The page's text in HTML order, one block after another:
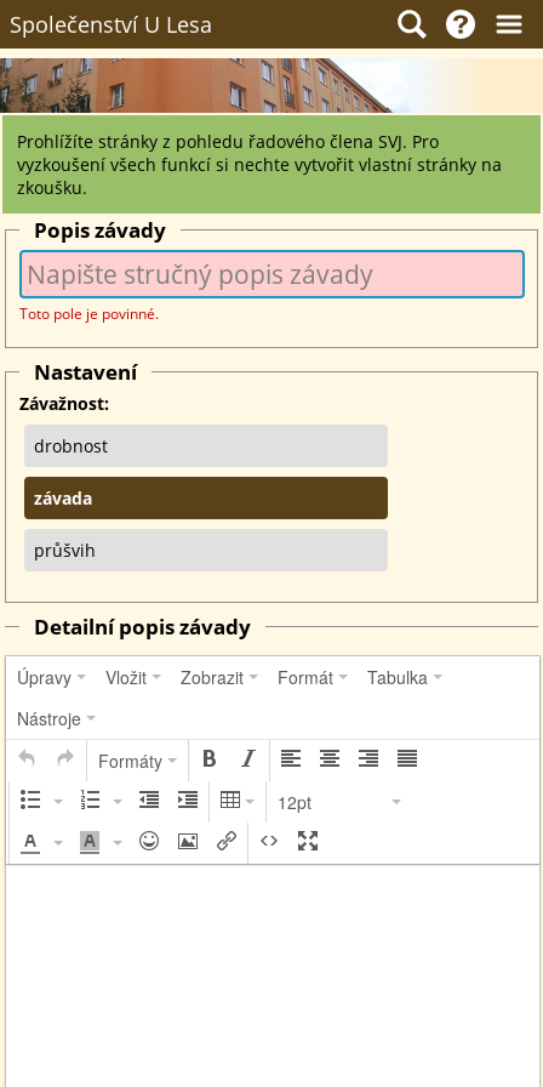
Společenství U Lesa
Prohlížíte stránky z pohledu řadového člena SVJ. Pro
vyzkoušení všech funkcí si nechte vytvořit vlastní stránky na
zkoušku.
Popis závady
Toto pole je povinné.
Nastavení
Závažnost:
drobnost
závada
průšvih
Detailní popis závady
Úpravy Vložit Zobrazit Formát
Tabulka
Nástroje
Formáty
12pt